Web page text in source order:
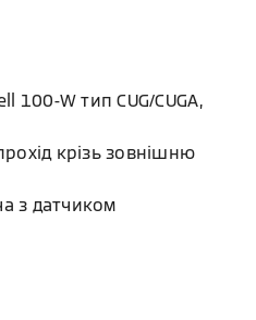
100-W тип CUG/CUGA,
крізь зовнішню
з датчиком